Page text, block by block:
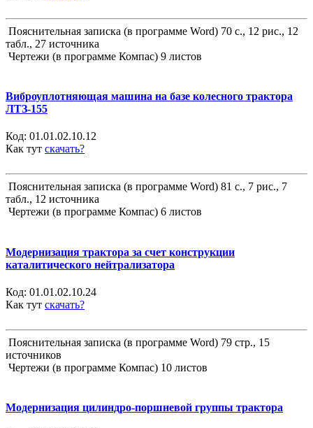
Пояснительная записка (в программе Word) 70 с., 12 рис., 12
табл., 27 источника
Чертежи (в программе Компас) 9 листов
Виброуплотняющая машина на базе колесного трактора
ЛТЗ-155
Код: 01.01.02.10.12
Как тут скачать?
Пояснительная записка (в программе Word) 81 с., 7 рис., 7
табл., 12 источника
Чертежи (в программе Компас) 6 листов
Модернизация трактора за счет конструкции
каталитического нейтрализатора
Код: 01.01.02.10.24
Как тут скачать?
Пояснительная записка (в программе Word) 79 стр., 15
источников
Чертежи (в программе Компас) 10 листов
Модернизация цилиндро-поршневой группы трактора